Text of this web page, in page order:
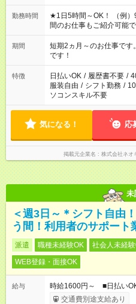
勤務時間
★1日5時間～OK！ （例
間のお仕事もご紹介可能で
週最低15時間以上の勤務
期間
短期2ヵ月～のお仕事で
です！
特徴 日払いOK / 履歴書不要 /
服装自由 / シフト勤務 /
ソコンスキル不要
気になる！ 応
掲載元企業名 株式会社ネオ
未
＜週3日～＊シフト自由
う間！利用者のサポート
派遣 職種未経験OK 社会人未経
WEB登録・面接OK
給与
時給1600円～ ■日払い
交通費別途支給あり